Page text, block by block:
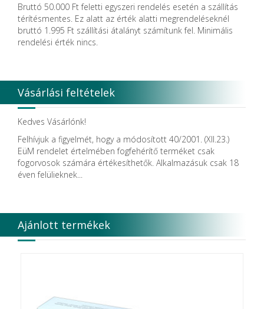
Bruttó 50.000 Ft feletti egyszeri rendelés esetén a szállítás
térítésmentes. Ez alatt az érték alatti megrendeléseknél
bruttó 1.995 Ft szállítási átalányt számítunk fel. Minimális
rendelési érték nincs.
Vásárlási feltételek
Kedves Vásárlónk!
Felhívjuk a figyelmét, hogy a módosított 40/2001. (XII.23.)
EüM rendelet értelmében fogfehérítő terméket csak
fogorvosok számára értékesíthetők. Alkalmazásuk csak 18
éven felülieknek...
Ajánlott termékek